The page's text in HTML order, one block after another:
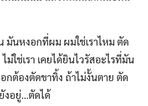
นหงอกที่ผม ผมใช่เราไหม ตัด
ใช่เรา เคยได้ยินไวรัสอะไรที่มัน
ต้องตัดขาทิ้ง ถ้าไม่งั้นตาย ตัด
งอยู่…ตัดได้